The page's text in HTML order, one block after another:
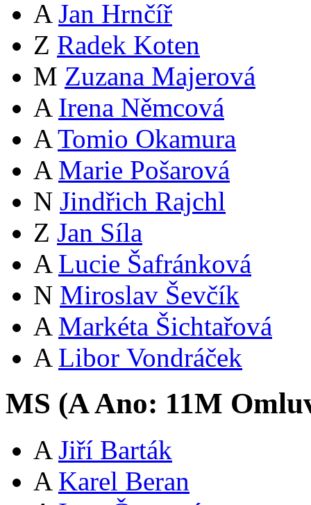
A Jan Hrnčíř
Z Radek Koten
M Zuzana Majerová
A Irena Němcová
A Tomio Okamura
A Marie Pošarová
N Jindřich Rajchl
Z Jan Síla
A Lucie Šafránková
N Miroslav Ševčík
A Markéta Šichtařová
A Libor Vondráček
MS (AAno: 11M
A Jiří Barták
A Karel Beran